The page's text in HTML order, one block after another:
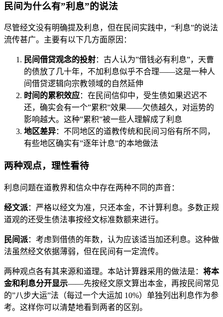
民间为什么有”利息”的说法
尽管经文没有明确提及利息，但在民间实践中，“利息”的说法
流传甚广。主要有以下几方面原因：
民间借贷观念的投射：古人认为”借钱必有利息”，天曹
的债放了几十年，不加利息似乎不合理——这是一种人
间借贷逻辑向宗教领域的自然延伸
时间的累积效应：在民间信仰中，受生债如果迟迟不
还，确实会有一个”累积”效果——欠债越久，对运势的
影响越大。这种”累积”被一些人理解成了利息
地区差异：不同地区的道教传统和民间习俗有所不同，
有些地区确实有”逐年计息”的本地做法
两种观点，理性看待
利息问题在道教界和信众中存在两种不同的声音：
经文派：严格以经文为准，只还本金，不计算利息。多数正规
道观的还受生债法事按经文标准数额来进行。
民间派：考虑到借债的年数，认为应该适当加还利息。这种做
法虽然经文依据薄弱，但在民间有一定流传。
两种观点各有其来源和道理。本站计算器采用的做法是： 将本
金和利息分开显示——先按经文原文算出本金，再按民间常见
的”八步大运”法（每过一个大运加 10%）单独列出利息作为参
考。这样你可以清楚地看到两者的区别。